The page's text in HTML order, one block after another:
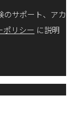
のサポート、アカ
ポリシー に説明